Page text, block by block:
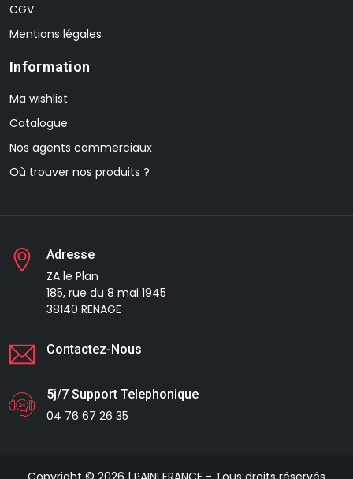
CGV
Mentions légales
Information
Ma wishlist
Catalogue
Nos agents commerciaux
Où trouver nos produits ?
Adresse
ZA le Plan
185, rue du 8 mai 1945
38140 RENAGE
Contactez-Nous
5j/7 Support Telephonique
04 76 67 26 35